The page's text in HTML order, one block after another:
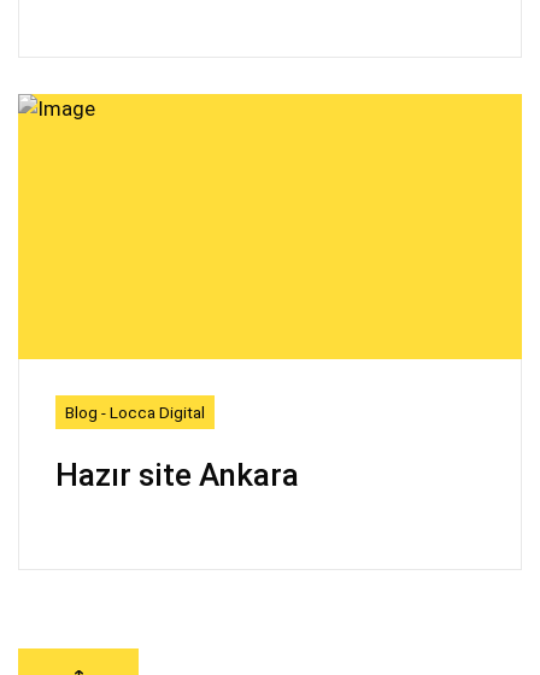
Blog - Locca Digital
Hazır site Ankara